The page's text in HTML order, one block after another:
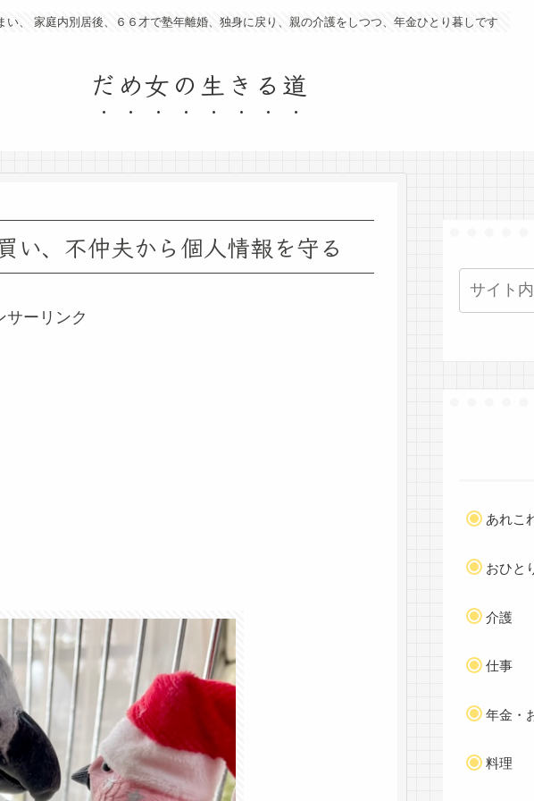
い、 家庭内別居後、６６才で塾年離婚、独身に戻り、親の介護をしつつ、年金ひとり暮しです
だめ女の生きる道
い、不仲夫から個人情報を守る
サーリンク
あれこ
おひと
介護
仕事
年金・
料理